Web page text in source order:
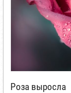
Роза выросла